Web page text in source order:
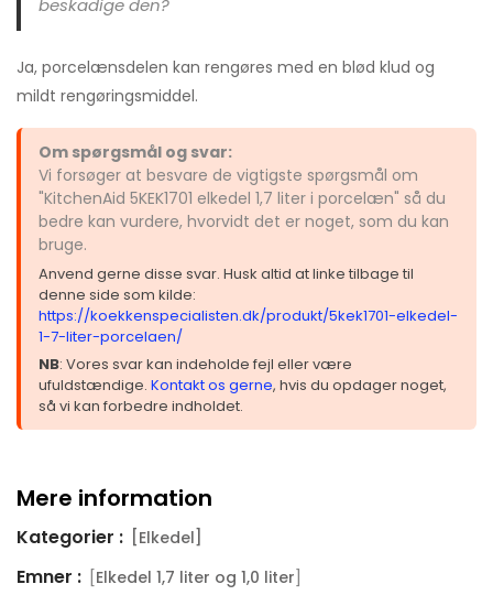
beskadige den?
Ja, porcelænsdelen kan rengøres med en blød klud og
mildt rengøringsmiddel.
Om spørgsmål og svar:
Vi forsøger at besvare de vigtigste spørgsmål om
"KitchenAid 5KEK1701 elkedel 1,7 liter i porcelæn" så du
bedre kan vurdere, hvorvidt det er noget, som du kan
bruge.
Anvend gerne disse svar. Husk altid at linke tilbage til
denne side som kilde:
https://koekkenspecialisten.dk/produkt/5kek1701-elkedel-
1-7-liter-porcelaen/
NB: Vores svar kan indeholde fejl eller være
ufuldstændige. Kontakt os gerne, hvis du opdager noget,
så vi kan forbedre indholdet.
Mere information
Kategorier : [Elkedel]
Emner : [Elkedel 1,7 liter og 1,0 liter]